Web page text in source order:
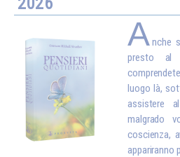
Anche
presto al
luogo là,
assistere
malgrado
coscienza,
appariranno